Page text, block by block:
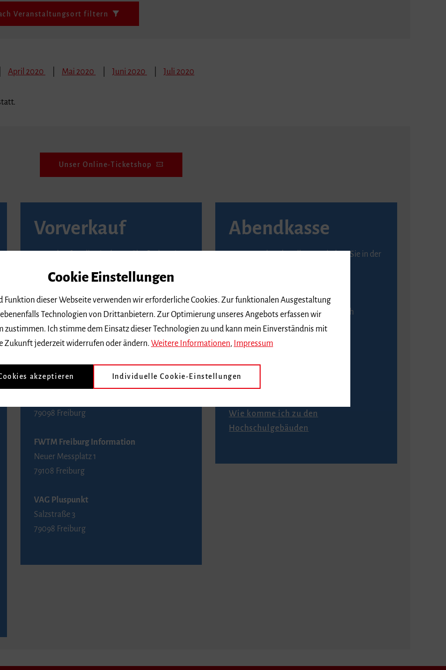
Veranstaltungsort filtern
April 2020 Mai 2020 Juni 2020 Juli 2020
Unser Online-Ticketshop
Vorverkauf
BZ-Kartenservice Freiburg
Kaiser-Joseph-Straße 229
79098 Freiburg
Telefon 0761 4968888 (Reservierungen sind
79098 Freiburg
FWTM Freiburg Information
Neuer Messplatz 1
79108 Freiburg
VAG Pluspunkt
Salzstraße 3
79098 Freiburg
Abendkasse
Karten an der Abendkasse erhalten Sie in der
An der Abendkasse ist ausschließlich
Barzahlung möglich.
Anfahrt
Wie komme ich zu den
Hochschulgebäuden
Cookie Einstellungen
Funktion dieser Webseite verwenden wir erforderliche Cookies. Zur funktionalen Ausgestaltung
Technologien von Drittanbietern. Zur Optimierung unseres Angebots erfassen wir
zustimmen. Ich stimme dem Einsatz dieser Technologien zu und kann mein Einverständnis mit
Zukunft jederzeit widerrufen oder ändern. Weitere Informationen, Impressum
akzeptieren Individuelle Cookie-Einstellungen